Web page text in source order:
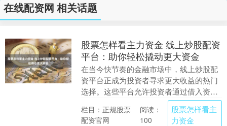
在线配资网 相关话题
股票怎样看主力资金 线上炒股配资
平台：助你轻松撬动更大资金
在当今快节奏的金融市场中，线上炒股配
资平台正成为投资者寻求更大收益的热门
选择。这些平台允许投资者通过借入资金
来放大其投资规模，从而获得更高的潜在
回报。 当然，股....
栏目：正规股票
配资官网
阅读：
100
股票怎样看主
力资金